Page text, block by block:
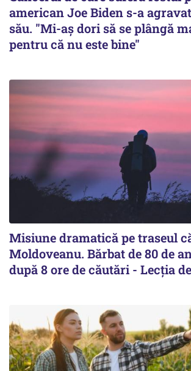
american Joe Biden s-a
său. "Mi-aș dori să se plângă
pentru că nu este bine"
Misiune dramatică pe traseul
Moldoveanu. Bărbat de 80 de
după 8 ore de căutări - Lecția